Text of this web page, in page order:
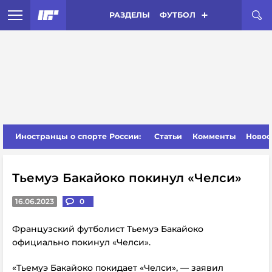
РАЗДЕЛЫ ФУТБОЛ
Иностранцы о спорте России: Статьи Комменты
Тьемуэ Бакайоко покинул «Челси»
16.06.2023 0
Французский футболист Тьемуэ Бакайоко
официально покинул «Челси».
«Тьемуэ Бакайоко покидает «Челси», — заявил